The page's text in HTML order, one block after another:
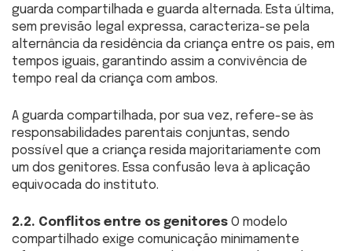
guarda compartilhada e guarda alternada. Esta última,
sem previsão legal expressa, caracteriza-se pela
alternância da residência da criança entre os pais, em
tempos iguais, garantindo assim a convivência de
tempo real da criança com ambos.
A guarda compartilhada, por sua vez, refere-se às
responsabilidades parentais conjuntas, sendo
possível que a criança resida majoritariamente com
um dos genitores. Essa confusão leva à aplicação
equivocada do instituto.
2.2. Conflitos entre os genitores O modelo
compartilhado exige comunicação minimamente